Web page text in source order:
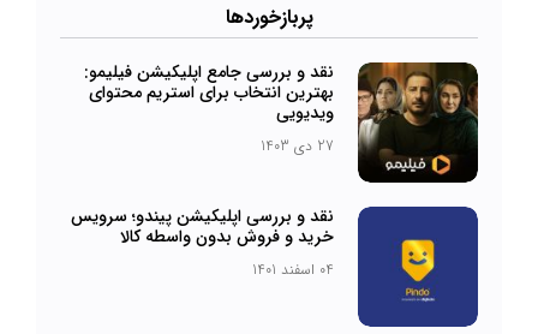
پربازخورد‌ها
نقد و بررسی جامع اپلیکیشن فیلیمو:
بهترین انتخاب برای استریم محتوای
ویدیویی
27 دی 1403
نقد و بررسی اپلیکیشن پیندو؛ سرویس
خرید و فروش بدون واسطه کالا
04 اسفند 1401